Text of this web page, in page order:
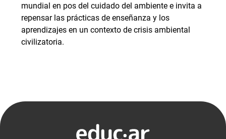
mundial en pos del cuidado del ambiente e invita a
repensar las prácticas de enseñanza y los
aprendizajes en un contexto de crisis ambiental
civilizatoria.